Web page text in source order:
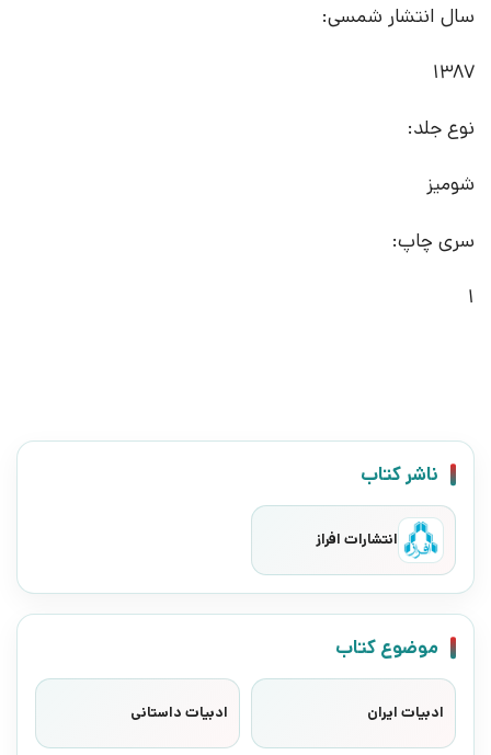
سال انتشار شمسی:
1387
نوع جلد:
شومیز
سری چاپ:
1
ناشر کتاب
انتشارات افراز
موضوع کتاب
ادبیات ایران ادبیات داستانی